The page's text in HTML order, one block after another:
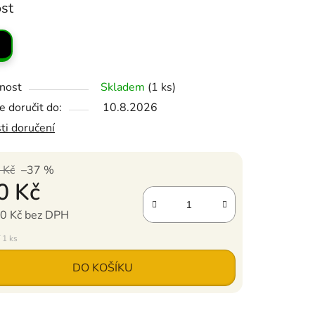
S.
Skladem (1 ks)
doručit do:
10.8.2026
doručení
–37 %
Kč
Kč bez DPH
ks
DO KOŠÍKU